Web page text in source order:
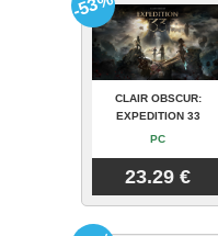
CLAIR OBSCUR:
EXPEDITION 33
PC
23.29 €